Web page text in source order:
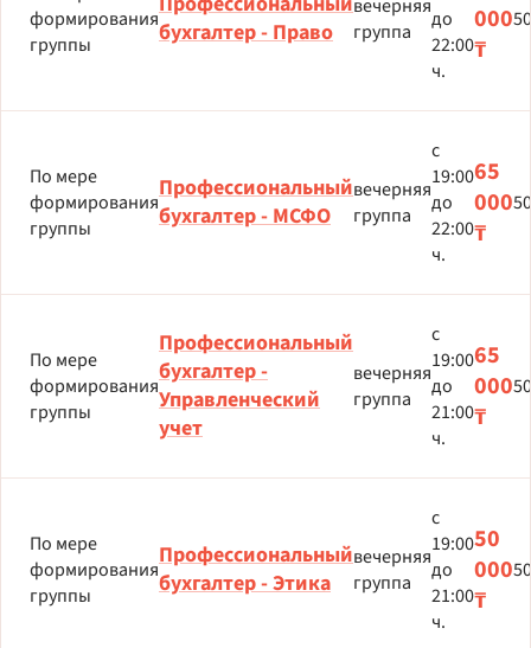
формирования
группы
бухгалтер - Право
вечерняя
группа
до
22:00
ч.
000
₸
50
По мере
формирования
группы
Профессиональный
бухгалтер - МСФО
вечерняя
группа
с
19:00
до
22:00
ч.
65
000
₸
50
По мере
формирования
группы
Профессиональный
бухгалтер -
Управленческий
учет
вечерняя
группа
с
19:00
до
21:00
ч.
65
000
₸
50
По мере
формирования
группы
Профессиональный
бухгалтер - Этика
вечерняя
группа
с
19:00
до
21:00
ч.
50
000
₸
50